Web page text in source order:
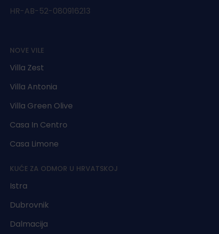
HR-AB-52-080916213
NOVE VILE
Villa Zest
Villa Antonia
Villa Green Olive
Casa In Centro
Casa Limone
KUĆE ZA ODMOR U HRVATSKOJ
Istra
Dubrovnik
Dalmacija